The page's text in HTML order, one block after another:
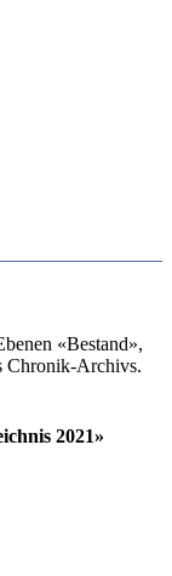
«Bestand»,
Chronik-Archivs.
2021»